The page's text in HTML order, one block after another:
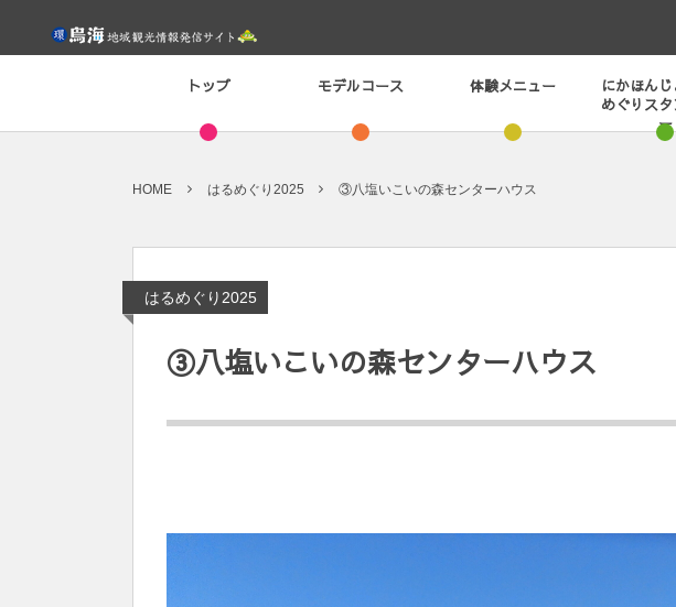
トップ モデルコース 体験メニュー
にかほん
めぐりス
ー
HOME はるめぐり2025 ③八塩いこいの森センターハウス
はるめぐり2025
③八塩いこいの森センターハウス